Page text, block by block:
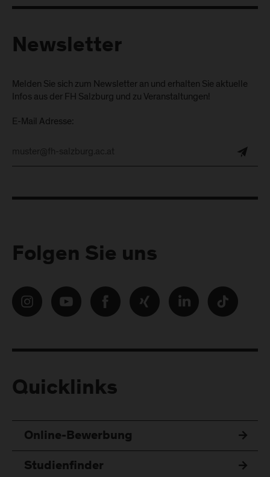
Newsletter
Melden Sie sich zum Newsletter an und erhalten Sie aktuelle
Infos aus der FH Salzburg und zu Veranstaltungen!
E-Mail Adresse:
Folgen Sie uns
Quicklinks
Online-Bewerbung
Studienfinder